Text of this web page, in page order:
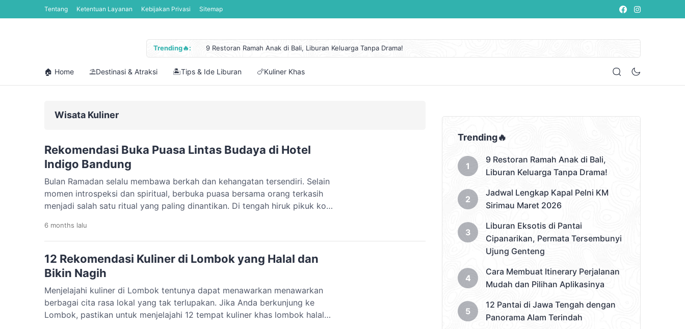
Tentang Ketentuan Layanan Kebijakan Privasi Sitemap
Trending🔥:
9 Restoran Ramah Anak di Bali, Liburan Keluarga Tanpa Drama!
Jadwal Lengkap Kapal Pelni KM Sirimau Maret 2026
Liburan Eksotis di Pantai Cipanarikan, Permata Tersembunyi Ujung Genteng
🏠 Home ⛱️Destinasi & Atraksi 🏝️Tips & Ide Liburan 🍗Kuliner Khas
Wisata Kuliner
Rekomendasi Buka Puasa Lintas Budaya di Hotel
Indigo Bandung
Bulan Ramadan selalu membawa berkah dan kehangatan tersendiri. Selain
momen introspeksi dan spiritual, berbuka puasa bersama orang terkasih
menjadi salah satu ritual yang paling dinantikan. Di tengah hiruk pikuk kota
menawarkan pengalaman unik dan berkesan tentu menjadi dambaan.
Hotel Indigo Bandung, sebuah butik hotel […]
6 months lalu
12 Rekomendasi Kuliner di Lombok yang Halal dan
Bikin Nagih
Menjelajahi kuliner di Lombok tentunya dapat menawarkan menawarkan
berbagai cita rasa lokal yang tak terlupakan. Jika Anda berkunjung ke
Lombok, pastikan untuk menjelajahi 12 tempat kuliner khas lombok halal
Trending🔥
9 Restoran Ramah Anak di Bali,
Liburan Keluarga Tanpa Drama!
Jadwal Lengkap Kapal Pelni KM
Sirimau Maret 2026
Liburan Eksotis di Pantai
Cipanarikan, Permata Tersembunyi
Ujung Genteng
Cara Membuat Itinerary Perjalanan
Mudah dan Pilihan Aplikasinya
12 Pantai di Jawa Tengah dengan
Panorama Alam Terindah